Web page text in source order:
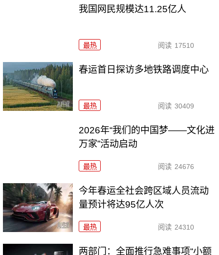
我国网民规模达11.25亿人
最热 阅读 17510
春运首日探访多地铁路调度中心
最热 阅读 30409
2026年“我们的中国梦——文化进
万家”活动启动
最热 阅读 24676
今年春运全社会跨区域人员流动
量预计将达95亿人次
最热 阅读 24310
两部门：全面推行急难事项“小额